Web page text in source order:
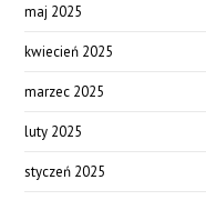
maj 2025
kwiecień 2025
marzec 2025
luty 2025
styczeń 2025